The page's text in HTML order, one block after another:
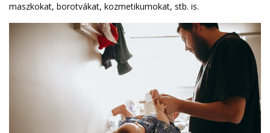
maszkokat, borotvákat, kozmetikumokat, stb. is.